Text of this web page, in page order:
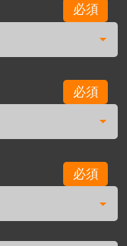
必須
必須
必須